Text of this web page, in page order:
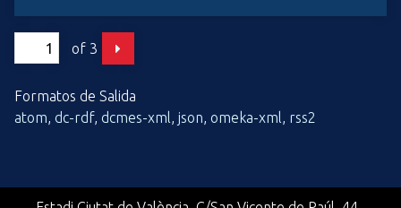
of 3
Formatos de Salida
atom, dc-rdf, dcmes-xml, json, omeka-xml, rss2